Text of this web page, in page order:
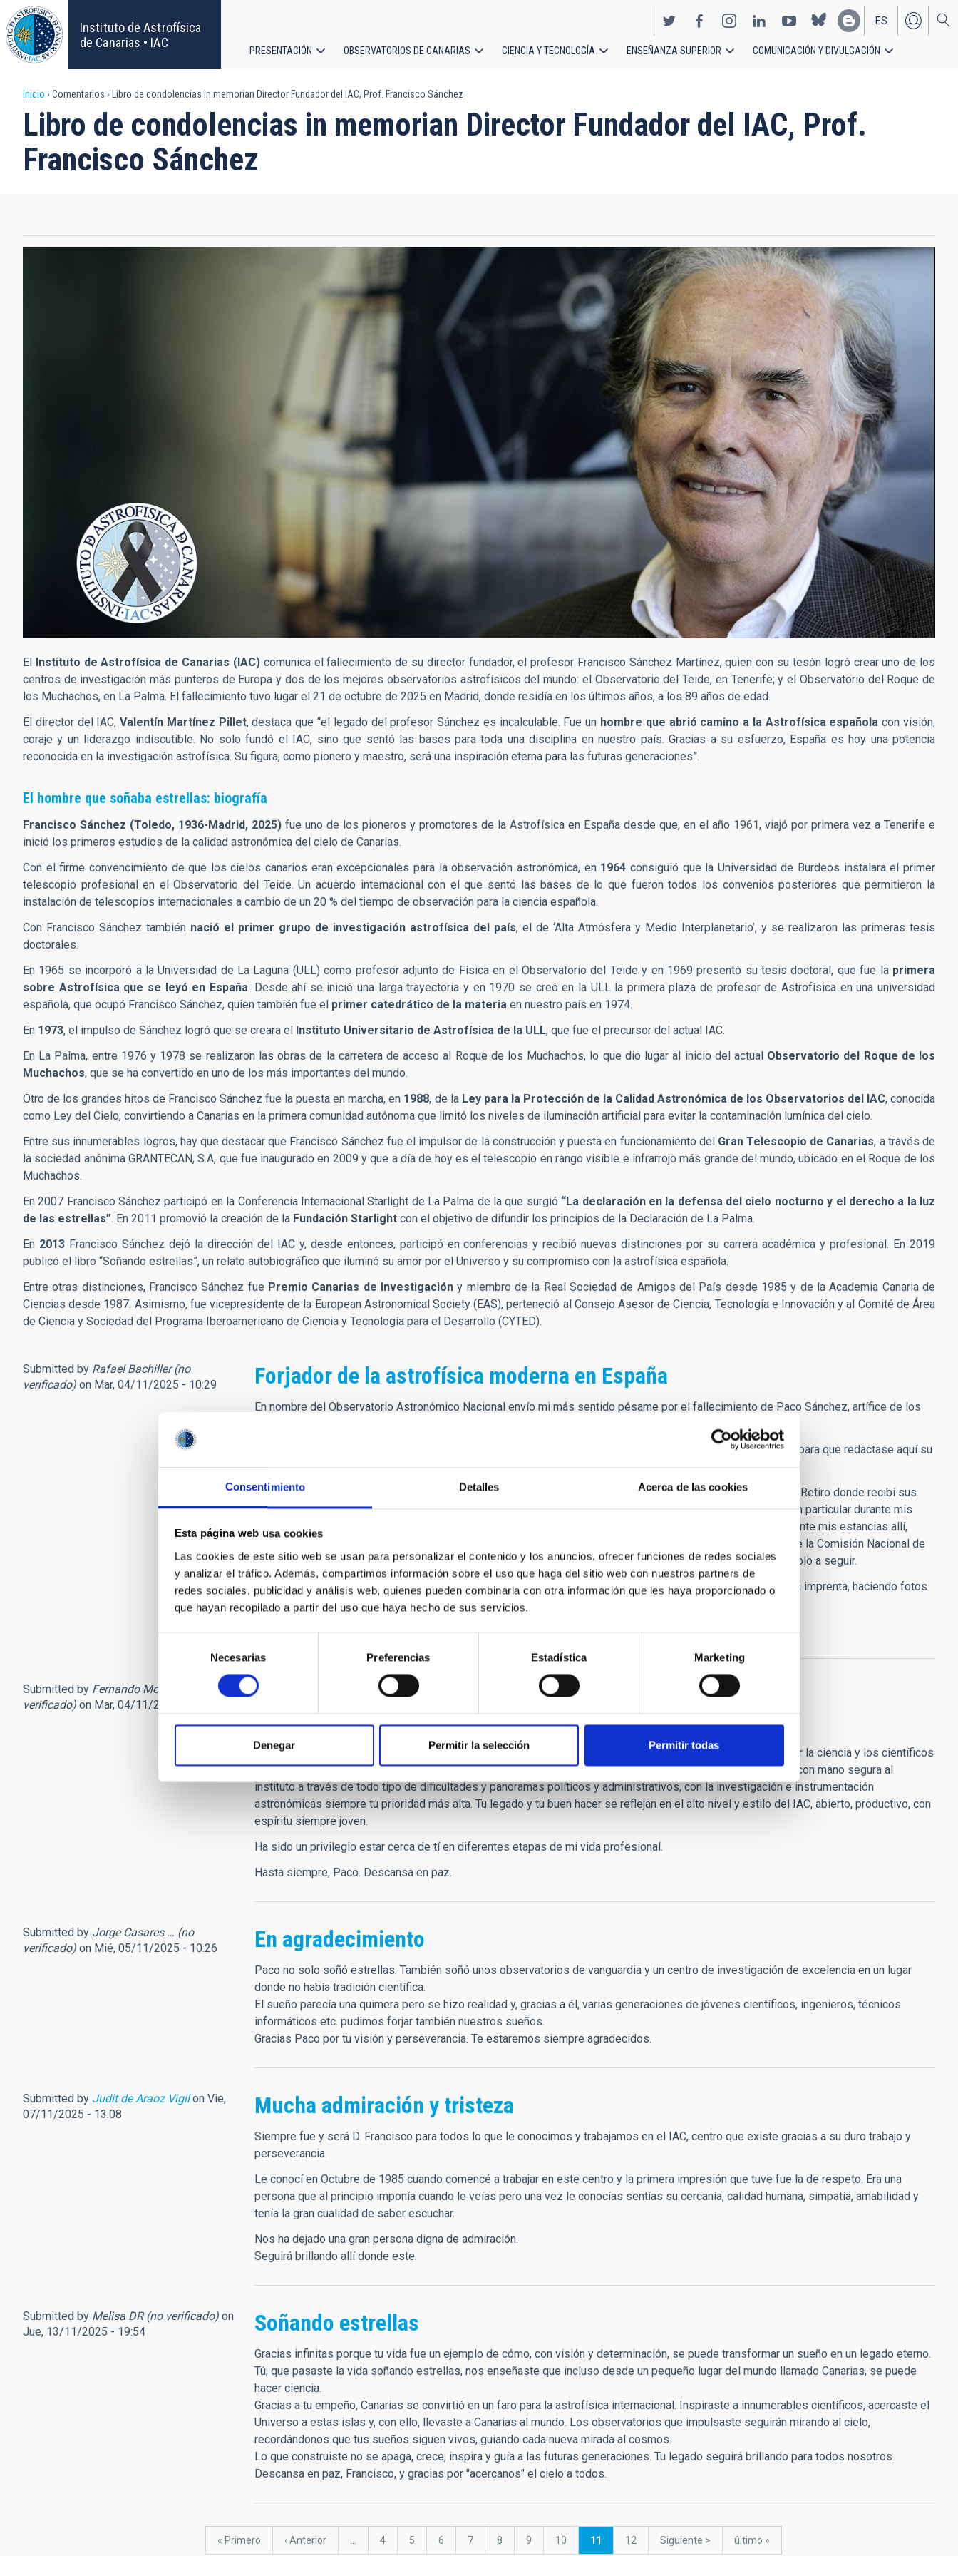
Consentimiento Detalles Acerca de las cookies
Esta página web usa cookies
Las cookies de este sitio web se usan para personalizar el contenido y los anuncios, ofrecer funciones de redes sociales
y analizar el tráfico. Además, compartimos información sobre el uso que haga del sitio web con nuestros partners de
redes sociales, publicidad y análisis web, quienes pueden combinarla con otra información que les haya proporcionado o
que hayan recopilado a partir del uso que haya hecho de sus servicios.
consentimiento
Necesarias Preferencias Estadística Marketing
Denegar Permitir la selección Permitir todas
Pasar
al
contenido
principal
Instituto de Astrofísica
de Canarias • IAC
EN
ES
principal
PRESENTACIÓN OBSERVATORIOS DE CANARIAS CIENCIA Y TECNOLOGÍA ENSEÑANZA SUPERIOR COMUNICACIÓN Y DIVULGACIÓN
Sobrescribir
enlaces
de
a
Inicio Comentarios Libro de condolencias in memorian Director Fundador del IAC, Prof. Francisco Sánchez
Libro de condolencias in memorian Director Fundador del IAC, Prof.
Francisco Sánchez
El Instituto de Astrofísica de Canarias (IAC) comunica el fallecimiento de su director fundador, el profesor Francisco Sánchez Martínez, quien con su tesón logró crear uno de los
centros de investigación más punteros de Europa y dos de los mejores observatorios astrofísicos del mundo: el Observatorio del Teide, en Tenerife; y el Observatorio del Roque de
los Muchachos, en La Palma. El fallecimiento tuvo lugar el 21 de octubre de 2025 en Madrid, donde residía en los últimos años, a los 89 años de edad.
El director del IAC,Valentín Martínez Pillet, destaca que “el legado del profesor Sánchez es incalculable. Fue un hombre que abrió camino a la Astrofísica española con visión,
coraje y un liderazgo indiscutible. No solo fundó el IAC, sino que sentó las bases para toda una disciplina en nuestro país. Gracias a su esfuerzo, España es hoy una potencia
reconocida en la investigación astrofísica. Su figura, como pionero y maestro, será una inspiración eterna para las futuras generaciones”.
El hombre que soñaba estrellas: biografía
Francisco Sánchez (Toledo, 1936-Madrid, 2025) fue uno de los pioneros y promotores de la Astrofísica en España desde que, en el año 1961, viajó por primera vez a Tenerife e
inició los primeros estudios de la calidad astronómica del cielo de Canarias.
Con el firme convencimiento de que los cielos canarios eran excepcionales para la observación astronómica, en 1964 consiguió que la Universidad de Burdeos instalara el primer
telescopio profesional en el Observatorio del Teide. Un acuerdo internacional con el que sentó las bases de lo que fueron todos los convenios posteriores que permitieron la
instalación de telescopios internacionales a cambio de un 20 % del tiempo de observación para la ciencia española.
Con Francisco Sánchez también nació el primer grupo de investigación astrofísica del país, el de ‘Alta Atmósfera y Medio Interplanetario’, y se realizaron las primeras tesis
doctorales.
En 1965 se incorporó a la Universidad de La Laguna (ULL) como profesor adjunto de Física en el Observatorio del Teide y en 1969 presentó su tesis doctoral, que fue la primera
sobre Astrofísica que se leyó en España. Desde ahí se inició una larga trayectoria y en 1970 se creó en la ULL la primera plaza de profesor de Astrofísica en una universidad
española, que ocupó Francisco Sánchez, quien también fue el primer catedrático de la materia en nuestro país en 1974.
En 1973, el impulso de Sánchez logró que se creara el Instituto Universitario de Astrofísica de la ULL, que fue el precursor del actual IAC.
En La Palma, entre 1976 y 1978 se realizaron las obras de la carretera de acceso al Roque de los Muchachos, lo que dio lugar al inicio del actual Observatorio del Roque de los
Muchachos, que se ha convertido en uno de los más importantes del mundo.
Otro de los grandes hitos de Francisco Sánchez fue la puesta en marcha, en 1988, de la Ley para la Protección de la Calidad Astronómica de los Observatorios del IAC, conocida
como Ley del Cielo, convirtiendo a Canarias en la primera comunidad autónoma que limitó los niveles de iluminación artificial para evitar la contaminación lumínica del cielo.
Entre sus innumerables logros, hay que destacar que Francisco Sánchez fue el impulsor de la construcción y puesta en funcionamiento del Gran Telescopio de Canarias, a través de
la sociedad anónima GRANTECAN, S.A, que fue inaugurado en 2009 y que a día de hoy es el telescopio en rango visible e infrarrojo más grande del mundo, ubicado en el Roque de los
Muchachos.
En 2007 Francisco Sánchez participó en la Conferencia Internacional Starlight de La Palma de la que surgió “La declaración en la defensa del cielo nocturno y el derecho a la luz
de las estrellas”. En 2011 promovió la creación de la Fundación Starlight con el objetivo de difundir los principios de la Declaración de La Palma.
En 2013Francisco Sánchez dejó la dirección del IAC y, desde entonces, participó en conferencias y recibió nuevas distinciones por su carrera académica y profesional. En 2019
publicó el libro “Soñando estrellas”, un relato autobiográfico que iluminó su amor por el Universo y su compromiso con la astrofísica española.
Entre otras distinciones, Francisco Sánchez fue Premio Canarias de Investigación y miembro de la Real Sociedad de Amigos del País desde 1985 y de la Academia Canaria de
Ciencias desde 1987. Asimismo, fue vicepresidente de la European Astronomical Society (EAS), perteneció al Consejo Asesor de Ciencia, Tecnología e Innovación y al Comité de Área
de Ciencia y Sociedad del Programa Iberoamericano de Ciencia y Tecnología para el Desarrollo (CYTED).
Submitted by Rafael Bachiller (no
verificado) on Mar, 04/11/2025 - 10:29 Forjador de la astrofísica moderna en España
En nombre del Observatorio Astronómico Nacional envío mi más sentido pésame por el fallecimiento de Paco Sánchez, artífice de los
Tuvimos el honor de acogerlo en el Real Observatorio Astronómico de Madrid poco después de su jubilación para que redactase aquí su
libro, y aquí interactuó a diario con todos nosotros.
Yo le conocí recién licenciado, allá por 1979 (¡hace más de 45 años! qué vértigo), precisamente en la verja del Retiro donde recibí sus
consejos para emprender mi carrera en la astrofísica. Desde entonces siempre permanecimos en contacto, en particular durante mis
frecuentes visitas a Canarias para impartir cursos de doctorados, participar en el CCI y en tribunales, etc. Durante mis estancias allí,
siempre encontraba Paco un rato para charlar o para comer juntos. Compartimos también muchas reuniones de la Comisión Nacional de
Astronomía. Durante todos estos años sus consejos siempre fueron preciosos y su figura un inspirador ejemplo a seguir.
Para cerrar el bucle, ví por última vez a Paco en el Observatorio, también aquí en el Retiro, con su libro ya en la imprenta, haciendo fotos
a los fastuosos colores otoñales de nuestro jardín, entusiasmado y sonriente, como siempre le recordaré.
Su fallecimiento nos hacer sentir a todos un poco huérfanos. Que descanse en paz.
Submitted by Fernando Moren… (no
verificado) on Mar, 04/11/2025 - 16:13 Con tristeza y agradecimiento
Querido Paco,
escribo esta nota con gran tristeza y también con enorme agradecimiento por lo muchísimo que has hecho por la ciencia y los científicos
del IAC, por la astrofísica española, por la astronomía en general. Te recordaremos como un gigante llevando con mano segura al
instituto a través de todo tipo de dificultades y panoramas políticos y administrativos, con la investigación e instrumentación
astronómicas siempre tu prioridad más alta. Tu legado y tu buen hacer se reflejan en el alto nivel y estilo del IAC, abierto, productivo, con
espíritu siempre joven.
Ha sido un privilegio estar cerca de tí en diferentes etapas de mi vida profesional.
Hasta siempre, Paco. Descansa en paz.
Submitted by Jorge Casares … (no
verificado) on Mié, 05/11/2025 - 10:26 En agradecimiento
Paco no solo soñó estrellas. También soñó unos observatorios de vanguardia y un centro de investigación de excelencia en un lugar
donde no había tradición científica.
El sueño parecía una quimera pero se hizo realidad y, gracias a él, varias generaciones de jóvenes científicos, ingenieros, técnicos
informáticos etc. pudimos forjar también nuestros sueños.
Gracias Paco por tu visión y perseverancia. Te estaremos siempre agradecidos.
Submitted by Judit de Araoz Vigilon Vie,
07/11/2025 - 13:08
Mucha admiración y tristeza
Siempre fue y será D. Francisco para todos lo que le conocimos y trabajamos en el IAC, centro que existe gracias a su duro trabajo y
perseverancia.
Le conocí en Octubre de 1985 cuando comencé a trabajar en este centro y la primera impresión que tuve fue la de respeto. Era una
persona que al principio imponía cuando le veías pero una vez le conocías sentías su cercanía, calidad humana, simpatía, amabilidad y
tenía la gran cualidad de saber escuchar.
Nos ha dejado una gran persona digna de admiración.
Seguirá brillando allí donde este.
Submitted by Melisa DR (no verificado) on
Jue, 13/11/2025 - 19:54
Soñando estrellas
Gracias infinitas porque tu vida fue un ejemplo de cómo, con visión y determinación, se puede transformar un sueño en un legado eterno.
Tú, que pasaste la vida soñando estrellas, nos enseñaste que incluso desde un pequeño lugar del mundo llamado Canarias, se puede
hacer ciencia.
Gracias a tu empeño, Canarias se convirtió en un faro para la astrofísica internacional. Inspiraste a innumerables científicos, acercaste el
Universo a estas islas y, con ello, llevaste a Canarias al mundo. Los observatorios que impulsaste seguirán mirando al cielo,
recordándonos que tus sueños siguen vivos, guiando cada nueva mirada al cosmos.
Lo que construiste no se apaga, crece, inspira y guía a las futuras generaciones. Tu legado seguirá brillando para todos nosotros.
Descansa en paz, Francisco, y gracias por "acercanos" el cielo a todos.
Primera
« Primero
Página
‹ Anterior Página
4 Página
5 Página
6 Página
7 Página
8 Página
9 Página
10
Página
11 Página
12
Siguiente
Siguiente >
última
último »